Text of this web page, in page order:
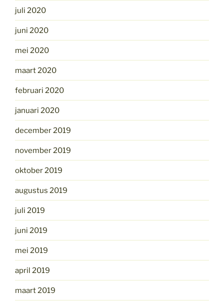
juli 2020
juni 2020
mei 2020
maart 2020
februari 2020
januari 2020
december 2019
november 2019
oktober 2019
augustus 2019
juli 2019
juni 2019
mei 2019
april 2019
maart 2019